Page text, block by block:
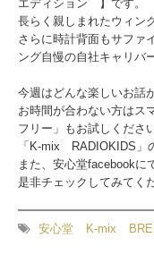
エディション 】です。
長らく親しまれたウィン
さらに時計背面もサファ
ング自慢の自社キャリバ
今週はどんな楽しいお話
お時間が合わない方はス
フリー」もお試しください
「K-mix RADIOKIDS」
また、安心堂facebookに
是非チェックしてみてく
安心堂 K-mix